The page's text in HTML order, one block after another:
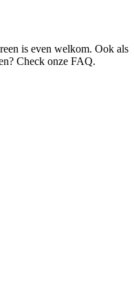
is even welkom. Ook als
Check onze FAQ.